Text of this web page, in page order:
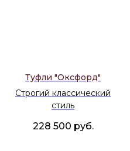
Туфли "Оксфорд"
Строгий классический
стиль
228 500 руб.